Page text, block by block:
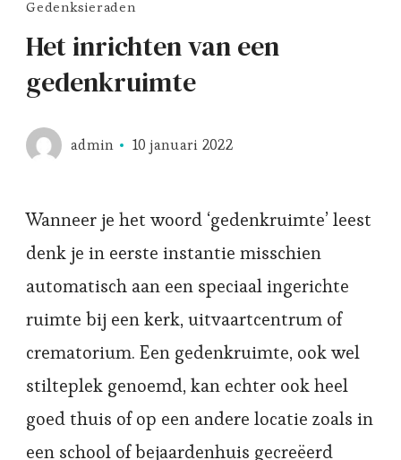
Gedenksieraden
Het inrichten van een
gedenkruimte
admin 10 januari 2022
Wanneer je het woord ‘gedenkruimte’ leest
denk je in eerste instantie misschien
automatisch aan een speciaal ingerichte
ruimte bij een kerk, uitvaartcentrum of
crematorium. Een gedenkruimte, ook wel
stilteplek genoemd, kan echter ook heel
goed thuis of op een andere locatie zoals in
een school of bejaardenhuis gecreëerd